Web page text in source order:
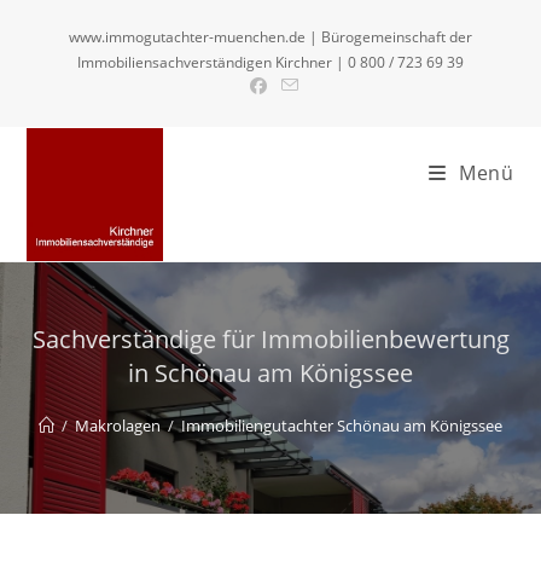
www.immogutachter-muenchen.de | Bürogemeinschaft der
Immobiliensachverständigen Kirchner | 0 800 / 723 69 39
Menü
Sachverständige für Immobilienbewertung
in Schönau am Königssee
/ Makrolagen / Immobiliengutachter Schönau am Königssee